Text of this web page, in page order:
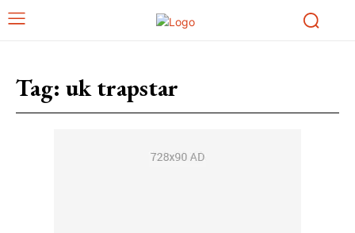
Tag: uk trapstar